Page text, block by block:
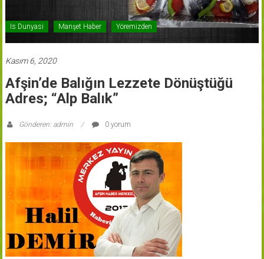
Is Dunyasi Manşet Haber Yöremizden
Kasım 6, 2020
Afşin’de Balığın Lezzete Dönüştüğü
Adres; “Alp Balık”
Gönderen: admin 0 yorum